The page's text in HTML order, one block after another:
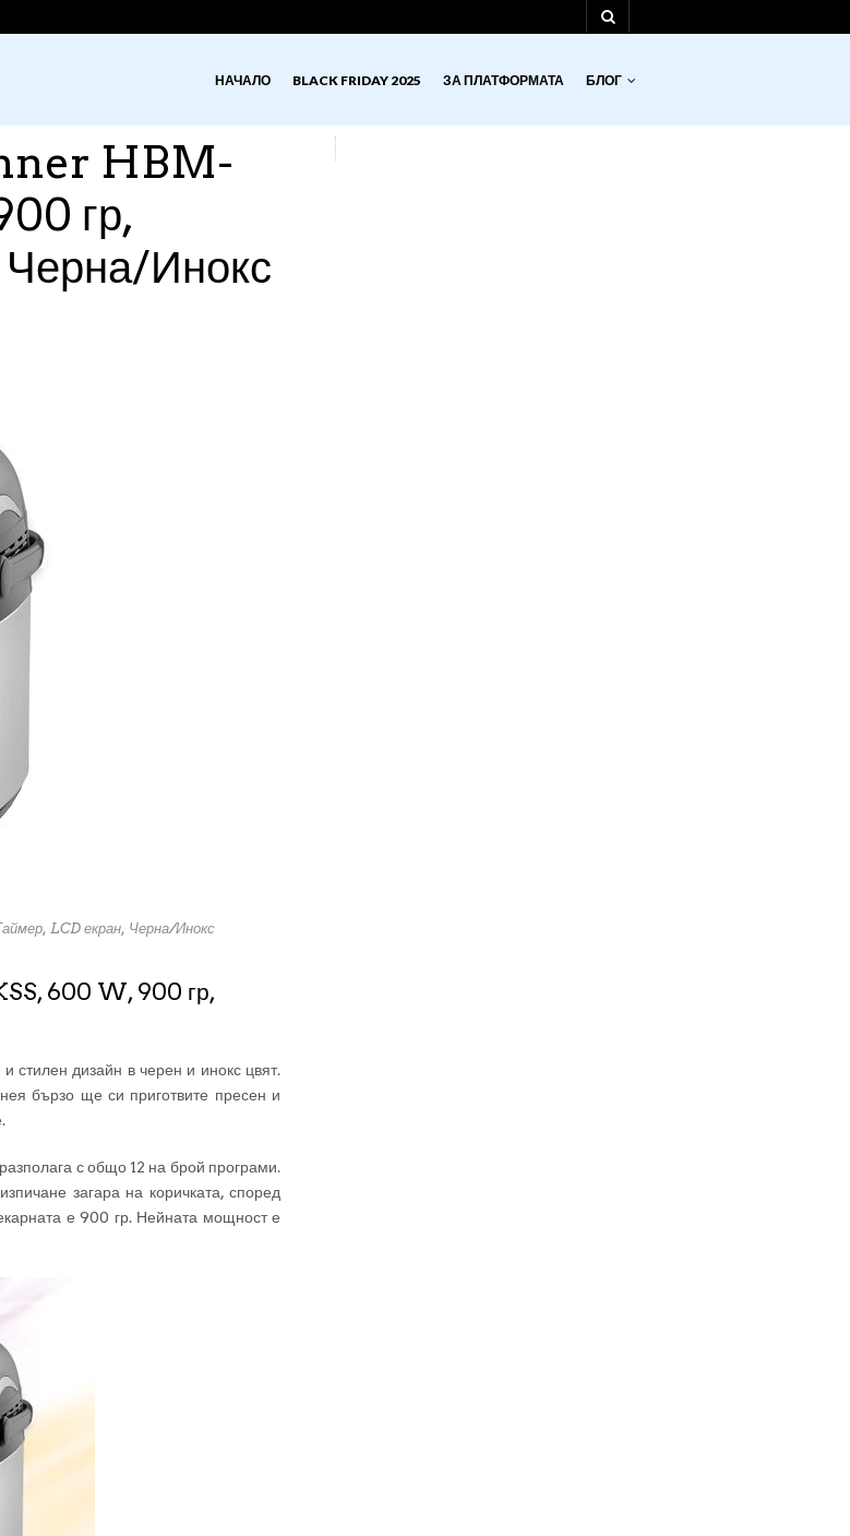
НАЧАЛО BLACK FRIDAY 2025 ЗА ПЛАТФОРМАТА БЛОГ
HBM-
гр,
Черна/Инокс
LCD екран, Черна/Инокс
600 W, 900 гр,
дизайн в черен и инокс цвят.
бързо ще си приготвите пресен и
с общо 12 на брой програми.
загара на коричката, според
е 900 гр. Нейната мощност е